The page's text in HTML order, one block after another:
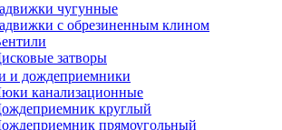
чугунные
с обрезиненным клином
затворы
и дождеприемники
канализационные
круглый
прямоугольный